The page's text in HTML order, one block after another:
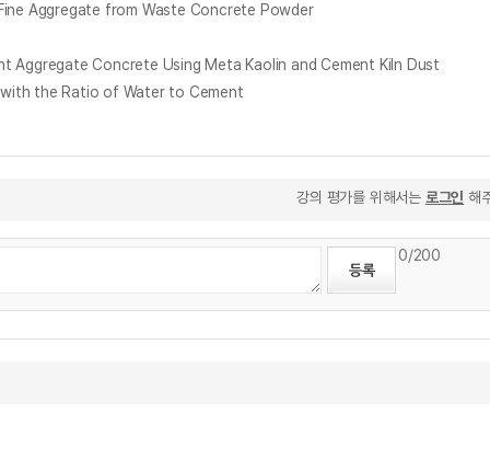
Fine Aggregate from Waste Concrete Powder
Aggregate Concrete Using Meta Kaolin and Cement Kiln Dust
with the Ratio of Water to Cement
강의 평가를 위해서는 로그인 해
0/200